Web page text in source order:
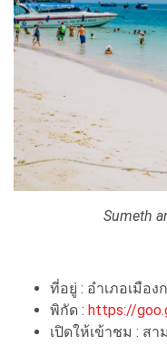
Sumeth
ที่อยู่ : อำเภอเมือง
พิกัด : https://
เปิดให้เข้าชม : ส